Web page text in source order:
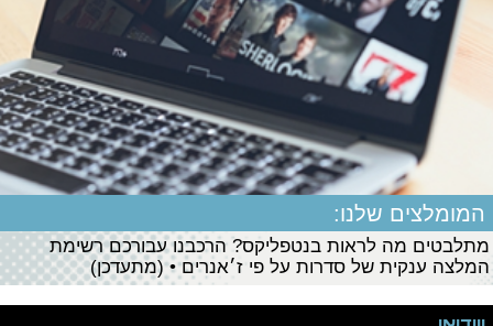
המומלצים שלנו:
מתלבטים מה לראות בנטפליקס? הרכבנו עבורכם רשימת
המלצה ענקית של סדרות על פי ז׳אנרים • (מתעדכן)